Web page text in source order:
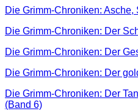
Die Grimm-Chroniken:
Die Grimm-Chroniken: Der
Die Grimm-Chroniken: Der
Die Grimm-Chroniken: Der
Die Grimm-Chroniken: Der
(Band 6)